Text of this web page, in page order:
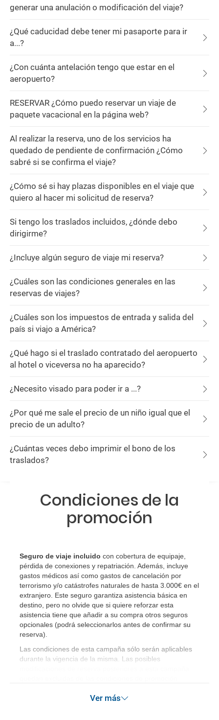
generar una anulación o modificación del viaje?
¿Qué caducidad debe tener mi pasaporte para ir
a...?
¿Con cuánta antelación tengo que estar en el
aeropuerto?
RESERVAR ¿Cómo puedo reservar un viaje de
paquete vacacional en la página web?
Al realizar la reserva, uno de los servicios ha
quedado de pendiente de confirmación ¿Cómo
sabré si se confirma el viaje?
¿Cómo sé si hay plazas disponibles en el viaje que
quiero al hacer mi solicitud de reserva?
Si tengo los traslados incluidos, ¿dónde debo
dirigirme?
¿Incluye algún seguro de viaje mi reserva?
¿Cuáles son las condiciones generales en las
reservas de viajes?
¿Cuáles son los impuestos de entrada y salida del
país si viajo a América?
¿Qué hago si el traslado contratado del aeropuerto
al hotel o viceversa no ha aparecido?
¿Necesito visado para poder ir a ...?
¿Por qué me sale el precio de un niño igual que el
precio de un adulto?
¿Cuántas veces debo imprimir el bono de los
traslados?
Condiciones de la
promoción
Seguro de viaje incluido con cobertura de equipaje,
pérdida de conexiones y repatriación. Además, incluye
gastos médicos así como gastos de cancelación por
terrorismo y/o catástrofes naturales de hasta 3.000€ en el
extranjero. Este seguro garantiza asistencia básica en
destino, pero no olvide que si quiere reforzar esta
asistencia tiene que añadir a su compra otros seguros
opcionales (podrá seleccionarlos antes de confirmar su
reserva)
Las condiciones de esta campaña sólo serán aplicables
durante la vigencia de la misma. Las posibles
Ver más